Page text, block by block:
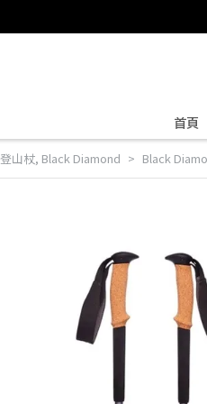
首頁
登山杖, Black Diamond Black